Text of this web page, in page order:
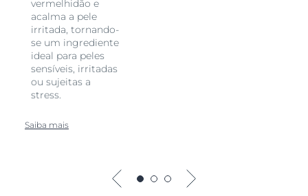
vermelhidão e
acalma a pele
irritada, tornando-
se um ingrediente
ideal para peles
sensíveis, irritadas
ou sujeitas a
stress.
Saiba mais